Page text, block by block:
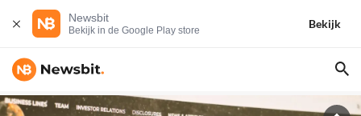
Newsbit
Bekijk in de Google Play store
Bekijk